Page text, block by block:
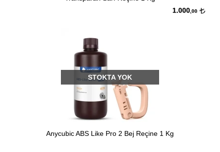
1.000 ,00
STOKTA YOK
Anycubic ABS Like Pro 2 Bej Reçine 1 Kg